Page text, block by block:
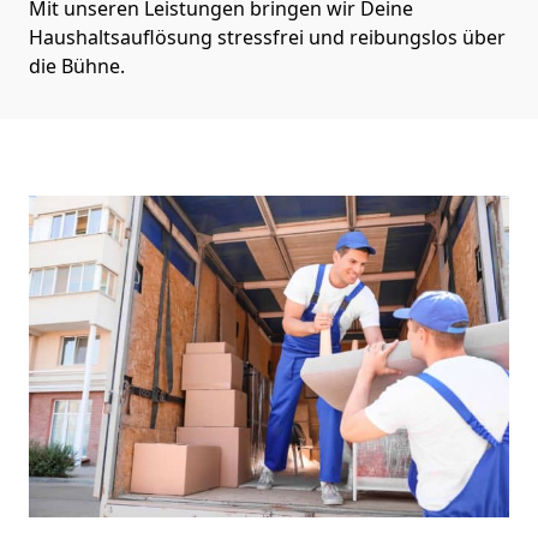
Mit unseren Leistungen bringen wir Deine
Haushaltsauflösung stressfrei und reibungslos über
die Bühne.